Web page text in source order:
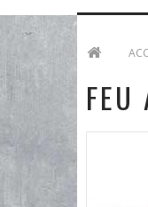
FEU